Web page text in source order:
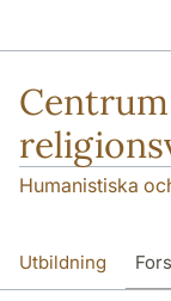
Humanistiska
Utbildning